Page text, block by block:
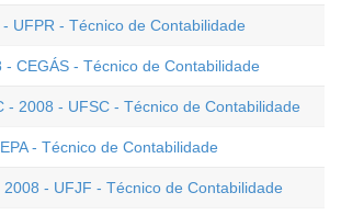
UFPR - Técnico de Contabilidade
- CEGÁS - Técnico de Contabilidade
- 2008 - UFSC - Técnico de Contabilidade
- Técnico de Contabilidade
- UFJF - Técnico de Contabilidade